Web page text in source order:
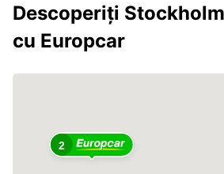
Descoperiți
cu Europcar
2